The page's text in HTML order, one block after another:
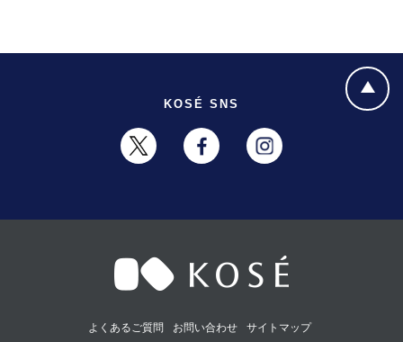
KOSÉ SNS
よくあるご質問 お問い合わせ サイトマップ